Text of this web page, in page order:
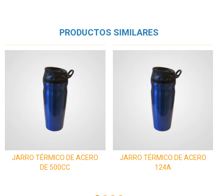
PRODUCTOS SIMILARES
JARRO TÉRMICO DE ACERO
DE 500CC
JARRO TÉRMICO DE ACERO
124A